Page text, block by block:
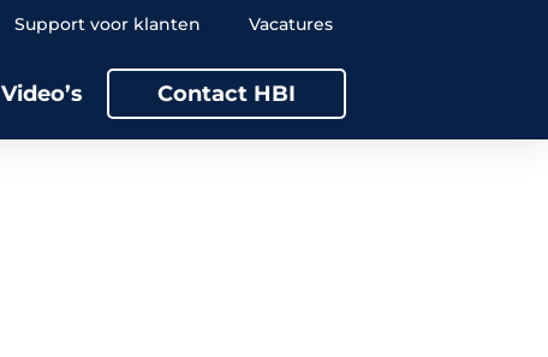
Support voor klanten Vacatures
Video’s Contact HBI